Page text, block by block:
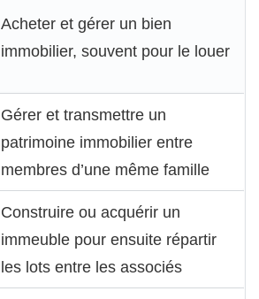
Acheter et gérer un bien
immobilier, souvent pour le louer
Gérer et transmettre un
patrimoine immobilier entre
membres d’une même famille
Construire ou acquérir un
immeuble pour ensuite répartir
les lots entre les associés